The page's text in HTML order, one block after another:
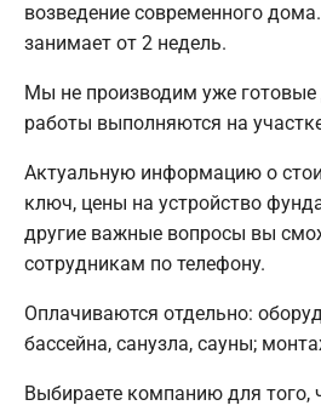
возведение современного
занимает от 2 недель.
Мы не производим уже
работы выполняются на
Актуальную информацию о
ключ, цены на устройство
другие важные вопросы вы
сотрудникам по телефону.
Оплачиваются отдельно:
бассейна, санузла, сауны;
Выбираете компанию для того,